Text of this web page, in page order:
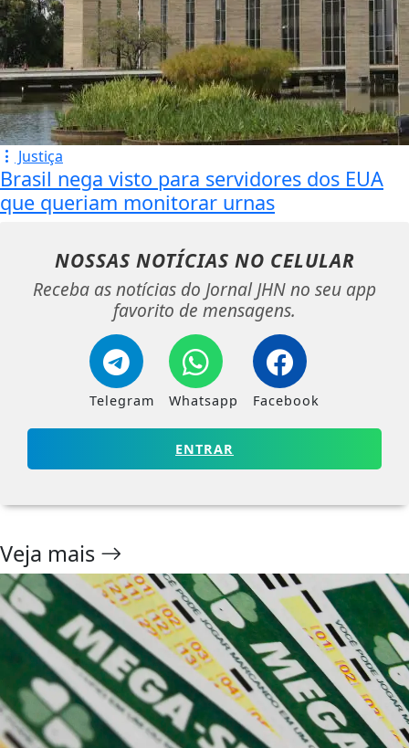
Justiça
Brasil nega visto para servidores dos EUA
que queriam monitorar urnas
NOSSAS NOTÍCIAS NO CELULAR
Receba as notícias do Jornal JHN no seu app
favorito de mensagens.
Telegram Whatsapp Facebook
ENTRAR
Veja mais